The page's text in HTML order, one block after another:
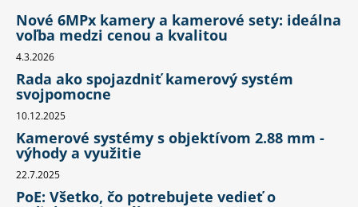
Nové 6MPx kamery a kamerové sety: ideálna
voľba medzi cenou a kvalitou
4.3.2026
Rada ako spojazdniť kamerový systém
svojpomocne
10.12.2025
Kamerové systémy s objektívom 2.88 mm -
výhody a využitie
22.7.2025
PoE: Všetko, čo potrebujete vedieť o